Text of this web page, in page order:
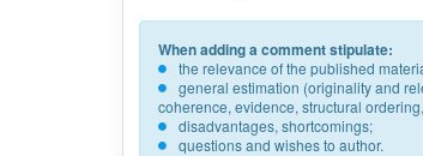
When adding a comment stipulate:
the relevance of the published
general estimation (originality and
coherence, evidence, structural
disadvantages, shortcomings;
questions and wishes to author.